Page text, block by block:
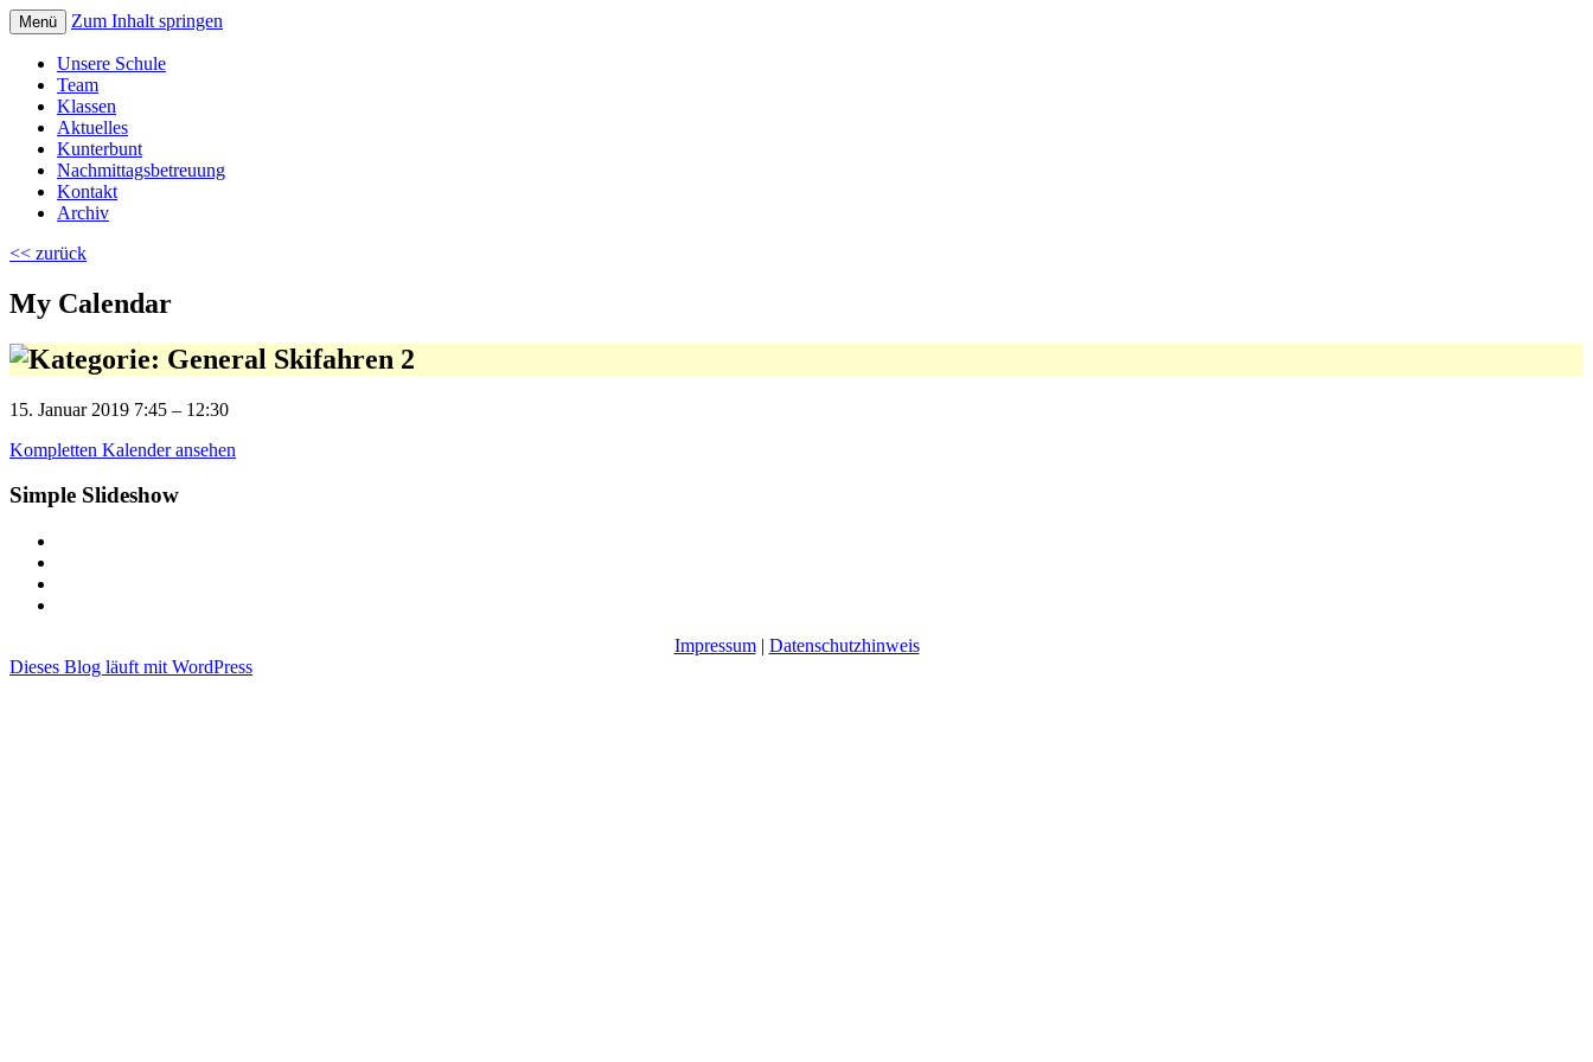
Volksschule Bad Blumau
Menü Zum Inhalt springen
Unsere Schule
Team
Klassen
Aktuelles
Kunterbunt
Nachmittagsbetreuung
Kontakt
Archiv
<< zurück
My Calendar
Skifahren 2
15. Januar 2019 7:45 – 12:30
Kompletten Kalender ansehen
Simple Slideshow
Impressum| Datenschutzhinweis
Dieses Blog läuft mit WordPress